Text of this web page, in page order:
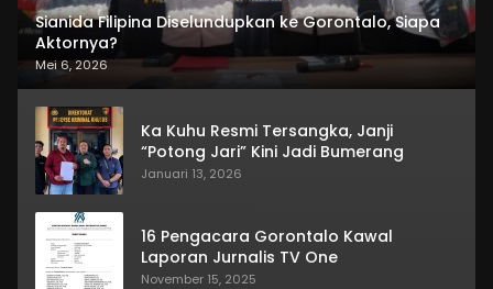
Sianida Filipina Diselundupkan ke Gorontalo, Siapa
Aktornya?
Mei 6, 2026
Ka Kuhu Resmi Tersangka, Janji
“Potong Jari” Kini Jadi Bumerang
Januari 13, 2026
16 Pengacara Gorontalo Kawal
Laporan Jurnalis TV One
November 15, 2025